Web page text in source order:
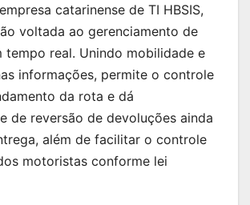
catarinense de TI HBSIS,
voltada ao gerenciamento de
tempo real. Unindo mobilidade e
informações, permite o controle
da rota e dá
de reversão de devoluções ainda
além de facilitar o controle
motoristas conforme lei